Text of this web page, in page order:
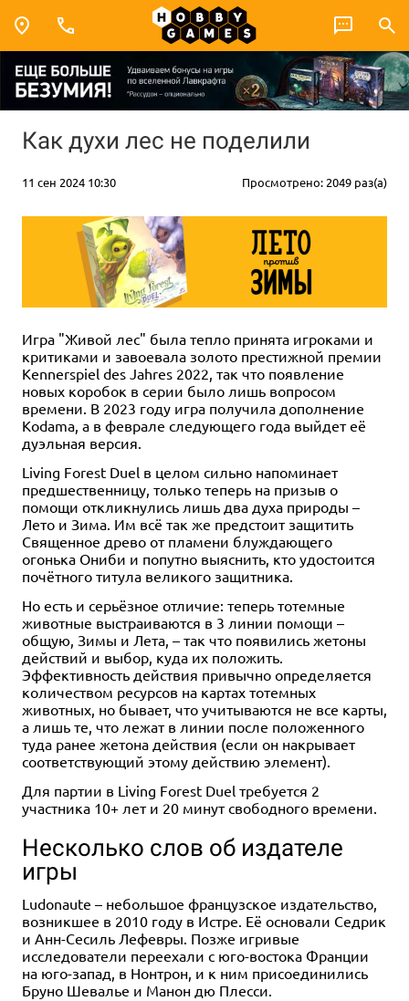
Как духи лес не поделили
11 сен 2024 10:30 Просмотрено: 2049 раз(а)
Игра "Живой лес" была тепло принята игроками и
критиками и завоевала золото престижной премии
Kennerspiel des Jahres 2022, так что появление
новых коробок в серии было лишь вопросом
времени. В 2023 году игра получила дополнение
Kodama, а в феврале следующего года выйдет её
дуэльная версия.
Living Forest Duel в целом сильно напоминает
предшественницу, только теперь на призыв о
помощи откликнулись лишь два духа природы –
Лето и Зима. Им всё так же предстоит защитить
Священное древо от пламени блуждающего
огонька Ониби и попутно выяснить, кто удостоится
почётного титула великого защитника.
Но есть и серьёзное отличие: теперь тотемные
животные выстраиваются в 3 линии помощи –
общую, Зимы и Лета, – так что появились жетоны
действий и выбор, куда их положить.
Эффективность действия привычно определяется
количеством ресурсов на картах тотемных
животных, но бывает, что учитываются не все карты,
а лишь те, что лежат в линии после положенного
туда ранее жетона действия (если он накрывает
соответствующий этому действию элемент).
Для партии в Living Forest Duel требуется 2
участника 10+ лет и 20 минут свободного времени.
Несколько слов об издателе
игры
Ludonaute – небольшое французское издательство,
возникшее в 2010 году в Истре. Её основали Седрик
и Анн-Сесиль Лефевры. Позже игривые
исследователи переехали с юго-востока Франции
на юго-запад, в Нонтрон, и к ним присоединились
Бруно Шевалье и Манон дю Плесси.